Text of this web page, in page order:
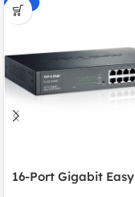
-20%
16-Port Gigabit Easy